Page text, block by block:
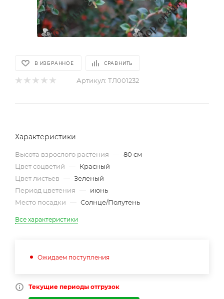
В ИЗБРАННОЕ СРАВНИТЬ
Артикул: ТЛ001232
Характеристики
Высота взрослого растения — 80 см
Цвет соцветий — Красный
Цвет листьев — Зеленый
Период цветения — июнь
Место посадки — Солнце/Полутень
Все характеристики
Ожидаем поступления
Текущие периоды отгрузок